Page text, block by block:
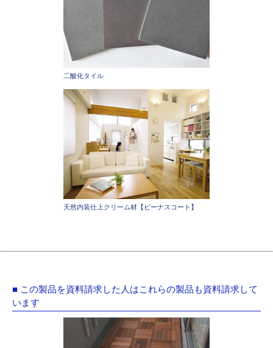
二酸化タイル
天然内装仕上クリーム材【ビーナスコート】
■ この製品を資料請求した人はこれらの製品も資料請求して
います